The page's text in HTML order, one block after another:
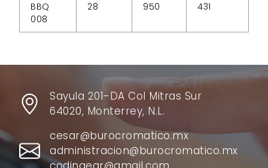
BBQ
008
28 950 431
Sayula 201-DA Col Mitras Sur
64020, Monterrey, N.L.
cesar@burocromatico.mx
administracion@burocromatico.mx